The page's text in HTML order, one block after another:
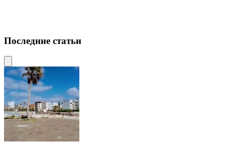
Последние статьи